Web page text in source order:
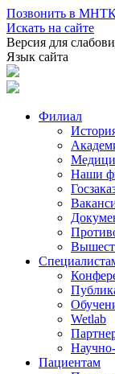
Позвонить в
Искать на сайте
Версия для
Язык сайта
Филиал
Наши
Wetlab
Пациентам